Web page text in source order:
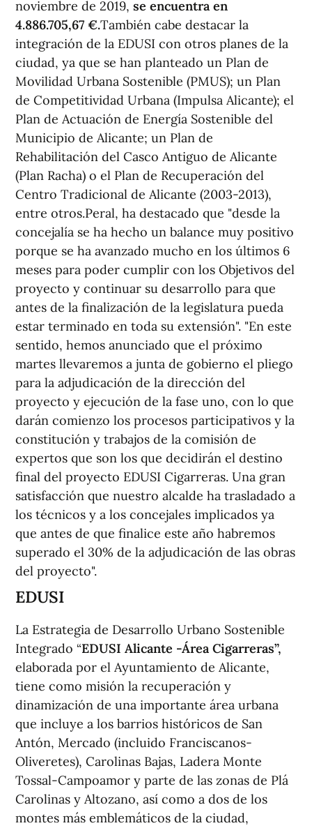
noviembre de 2019, se encuentra en
4.886.705,67 €.También cabe destacar la
integración de la EDUSI con otros planes de la
ciudad, ya que se han planteado un Plan de
Movilidad Urbana Sostenible (PMUS); un Plan
de Competitividad Urbana (Impulsa Alicante); el
Plan de Actuación de Energía Sostenible del
Municipio de Alicante; un Plan de
Rehabilitación del Casco Antiguo de Alicante
(Plan Racha) o el Plan de Recuperación del
Centro Tradicional de Alicante (2003-2013),
entre otros.Peral, ha destacado que "desde la
concejalía se ha hecho un balance muy positivo
porque se ha avanzado mucho en los últimos 6
meses para poder cumplir con los Objetivos del
proyecto y continuar su desarrollo para que
antes de la finalización de la legislatura pueda
estar terminado en toda su extensión". "En este
sentido, hemos anunciado que el próximo
martes llevaremos a junta de gobierno el pliego
para la adjudicación de la dirección del
proyecto y ejecución de la fase uno, con lo que
darán comienzo los procesos participativos y la
constitución y trabajos de la comisión de
expertos que son los que decidirán el destino
final del proyecto EDUSI Cigarreras. Una gran
satisfacción que nuestro alcalde ha trasladado a
los técnicos y a los concejales implicados ya
que antes de que finalice este año habremos
superado el 30% de la adjudicación de las obras
del proyecto".
EDUSI
La Estrategia de Desarrollo Urbano Sostenible
Integrado “EDUSI Alicante -Área Cigarreras”,
elaborada por el Ayuntamiento de Alicante,
tiene como misión la recuperación y
dinamización de una importante área urbana
que incluye a los barrios históricos de San
Antón, Mercado (incluido Franciscanos-
Oliveretes), Carolinas Bajas, Ladera Monte
Tossal-Campoamor y parte de las zonas de Plá
Carolinas y Altozano, así como a dos de los
montes más emblemáticos de la ciudad,